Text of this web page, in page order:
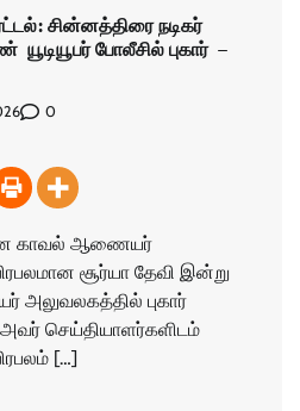
சின்னத்திரை நடிகர்
போலீசில் புகார் –
0
காவல் ஆணையர்
சூர்யா தேவி இன்று
புகார்
செய்தியாளர்களிடம்
[…]